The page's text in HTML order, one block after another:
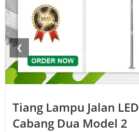
❮
Tiang Lampu Jalan LED
Cabang Dua Model 2